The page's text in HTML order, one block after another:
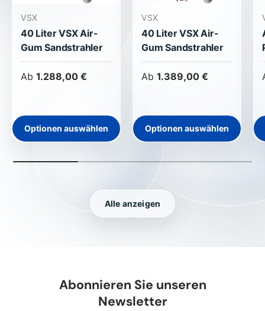
VSX
40 Liter VSX Air-
Gum Sandstrahler
Ab 1.288,00 €
Optionen auswählen
VSX
40 Liter VSX Air-
Gum Sandstrahler
Ab 1.389,00 €
Optionen auswählen
Alle anzeigen
Abonnieren Sie unseren
Newsletter